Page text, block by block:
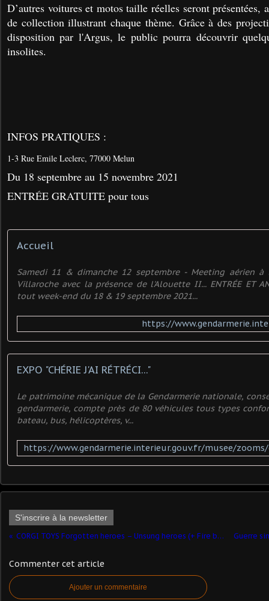
D’autres voitures et motos taille réelles seront présentées,
de collection illustrant chaque thème. Grâce à des
disposition par l'Argus, le public pourra découvrir
insolites.
INFOS PRATIQUES :
1-3 Rue Emile Leclerc, 77000 Melun
Du 18 septembre au 15 novembre 2021
ENTRÉE GRATUITE pour tous
Accueil
Samedi 11 & dimanche 12 septembre - Meeting aérien à
Villaroche avec la présence de l'Alouette II... ENTRÉE ET
tout week-end du 18 & 19 septembre 2021...
https://
EXPO "CHÉRIE J'AI RÉTRÉCI..."
Le patrimoine mécanique de la Gendarmerie nationale,
gendarmerie, compte près de 80 véhicules tous types
bateau, bus, hélicoptères, v...
S'inscrire à la newsletter
CORGI TOYS Forgotten heroes – Unsung heroes (+ Fire base Nam et Vietnam Legends) séries
Commenter cet article
Ajouter un commentaire